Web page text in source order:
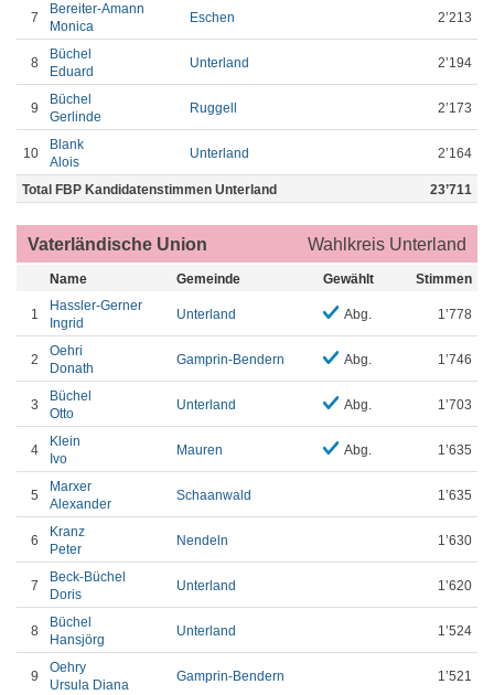
7
Bereiter-Amann
Monica
Eschen 2’213
8
Büchel
Eduard
Unterland 2’194
9
Büchel
Gerlinde
Ruggell 2’173
10
Blank
Alois
Unterland 2’164
Total FBP Kandidatenstimmen Unterland 23’711
Vaterländische Union Wahlkreis Unterland
Name Gemeinde Gewählt Stimmen
1
Hassler-Gerner
Ingrid
Unterland Abg. 1’778
2
Oehri
Donath
Gamprin-Bendern Abg. 1’746
3
Büchel
Otto
Unterland Abg. 1’703
4
Klein
Ivo
Mauren Abg. 1’635
5
Marxer
Alexander
Schaanwald 1’635
6
Kranz
Peter
Nendeln 1’630
7
Beck-Büchel
Doris
Unterland 1’620
8
Büchel
Hansjörg
Unterland 1’524
9
Oehry
Ursula Diana
Gamprin-Bendern 1’521